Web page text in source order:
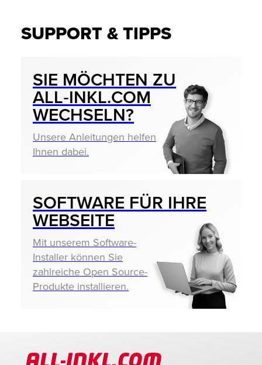
SUPPORT & TIPPS
SIE MÖCHTEN ZU
ALL‑INKL.COM
WECHSELN?
Unsere Anleitungen helfen
Ihnen dabei.
SOFTWARE FÜR IHRE
WEBSEITE
Mit unserem Software-
Installer können Sie
zahlreiche Open Source-
Produkte installieren.